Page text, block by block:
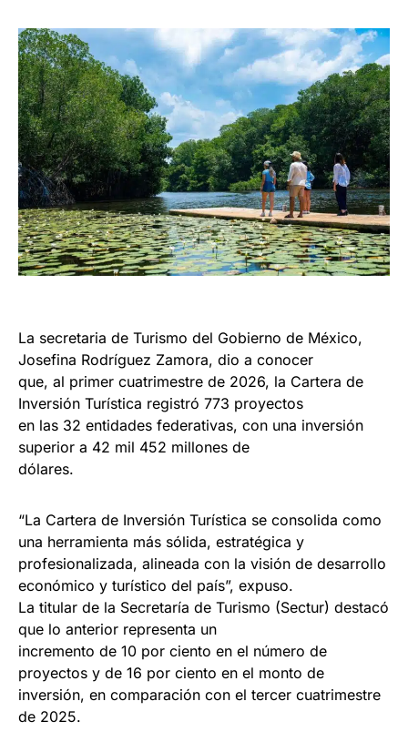
La secretaria de Turismo del Gobierno de México,
Josefina Rodríguez Zamora, dio a conocer
que, al primer cuatrimestre de 2026, la Cartera de
Inversión Turística registró 773 proyectos
en las 32 entidades federativas, con una inversión
superior a 42 mil 452 millones de
dólares.
“La Cartera de Inversión Turística se consolida como
una herramienta más sólida, estratégica y
profesionalizada, alineada con la visión de desarrollo
económico y turístico del país”, expuso.
La titular de la Secretaría de Turismo (Sectur) destacó
que lo anterior representa un
incremento de 10 por ciento en el número de
proyectos y de 16 por ciento en el monto de
inversión, en comparación con el tercer cuatrimestre
de 2025.